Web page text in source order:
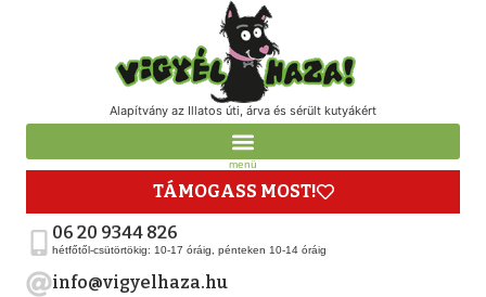
Alapítvány az Illatos úti, árva és sérült kutyákért
menü
TÁMOGASS MOST!
06 20 9344 826
hétfőtől-csütörtökig: 10-17 óráig, pénteken 10-14 óráig
info@vigyelhaza.hu